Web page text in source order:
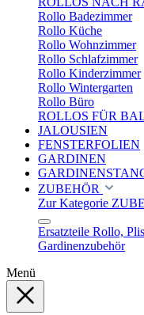
Rollo Badezimmer
Rollo Küche
Rollo Wohnzimmer
Rollo Schlafzimmer
Rollo Kinderzimmer
Rollo Wintergarten
Rollo Büro
ROLLOS FÜR
JALOUSIEN
FENSTERFOLIEN
GARDINEN
ZUBEHÖR
Zur Kategorie
Ersatzteile Rollo,
Gardinenzubehör
Menü